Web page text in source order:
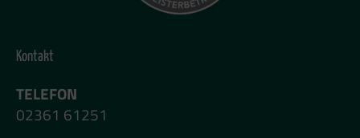
Kontakt
TELEFON
02361 61251